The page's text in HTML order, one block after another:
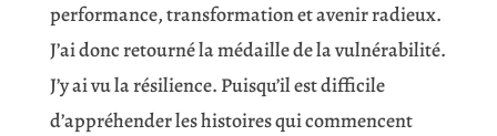
performance, transformation et avenir radieux.
J’ai donc retourné la médaille de la vulnérabilité.
J’y ai vu la résilience. Puisqu’il est difficile
d’appréhender les histoires qui commencent